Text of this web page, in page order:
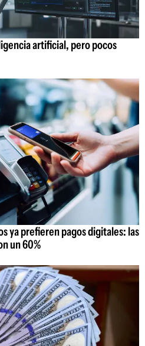
artificial, pero pocos
ya prefieren pagos digitales: las
un 60%